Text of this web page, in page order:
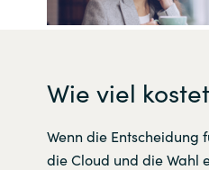
Wie viel
Wenn die Entscheidung
die Cloud und die Wahl